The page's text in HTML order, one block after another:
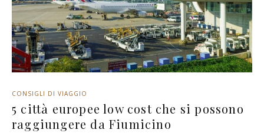
CONSIGLI DI VIAGGIO
5 città europee low cost che si possono
raggiungere da Fiumicino